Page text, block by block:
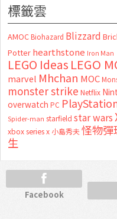
標籤雲
AMOC Biohazard Blizzard
Potter hearthstone Iron Man
LEGO Ideas LEGO
marvel Mhchan MOC
monster strike Netflix
overwatch PC
Spider-man starfield star wars
xbox series x 小島秀夫怪物彈
生
Facebook